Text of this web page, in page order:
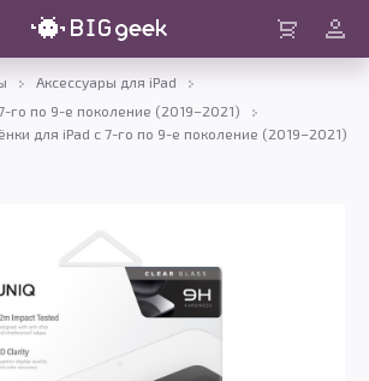
Войти
Аксессуары для iPad
го по 9-е поколение (2019–2021)
для iPad с 7-го по 9-е поколение (2019–2021)